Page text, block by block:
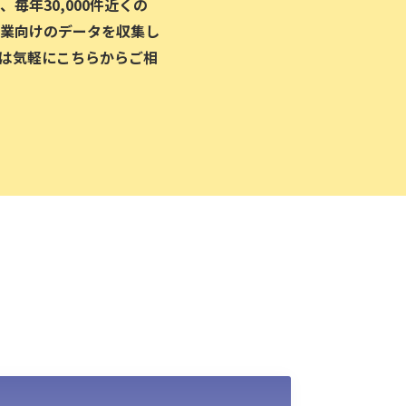
向けのデータを収集し
気軽にこちらからご相